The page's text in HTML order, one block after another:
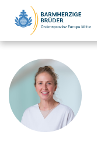
Seitenbereiche: